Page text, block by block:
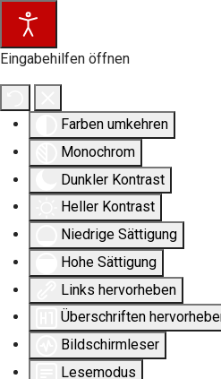
Eingabehilfen öffnen
Farben umkehren
Monochrom
Dunkler Kontrast
Heller Kontrast
Niedrige Sättigung
Hohe Sättigung
Links hervorheben
Überschriften
Bildschirmleser
Lesemodus